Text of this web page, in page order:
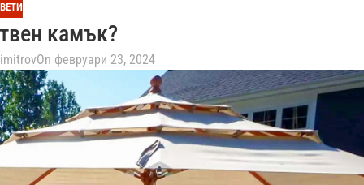
камък?
On февруари 23, 2024